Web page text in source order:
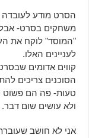
הסרט מודע
משחקים בסרט- אבל
"המוסד" לוקח את
לעניינים האלו.
קווים אדומים
הסוכנים צריכים
טעות- פה הם פשוט
ולא עושים שום דבר.
אני לא חושב